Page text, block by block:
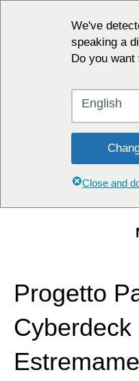
We've
speaking a
Do you want
English
Close and
Progetto
Cyberdeck